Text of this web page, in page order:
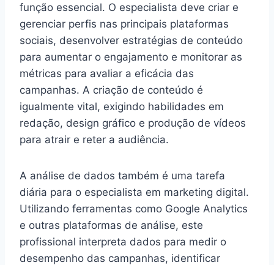
função essencial. O especialista deve criar e
gerenciar perfis nas principais plataformas
sociais, desenvolver estratégias de conteúdo
para aumentar o engajamento e monitorar as
métricas para avaliar a eficácia das
campanhas. A criação de conteúdo é
igualmente vital, exigindo habilidades em
redação, design gráfico e produção de vídeos
para atrair e reter a audiência.
A análise de dados também é uma tarefa
diária para o especialista em marketing digital.
Utilizando ferramentas como Google Analytics
e outras plataformas de análise, este
profissional interpreta dados para medir o
desempenho das campanhas, identificar